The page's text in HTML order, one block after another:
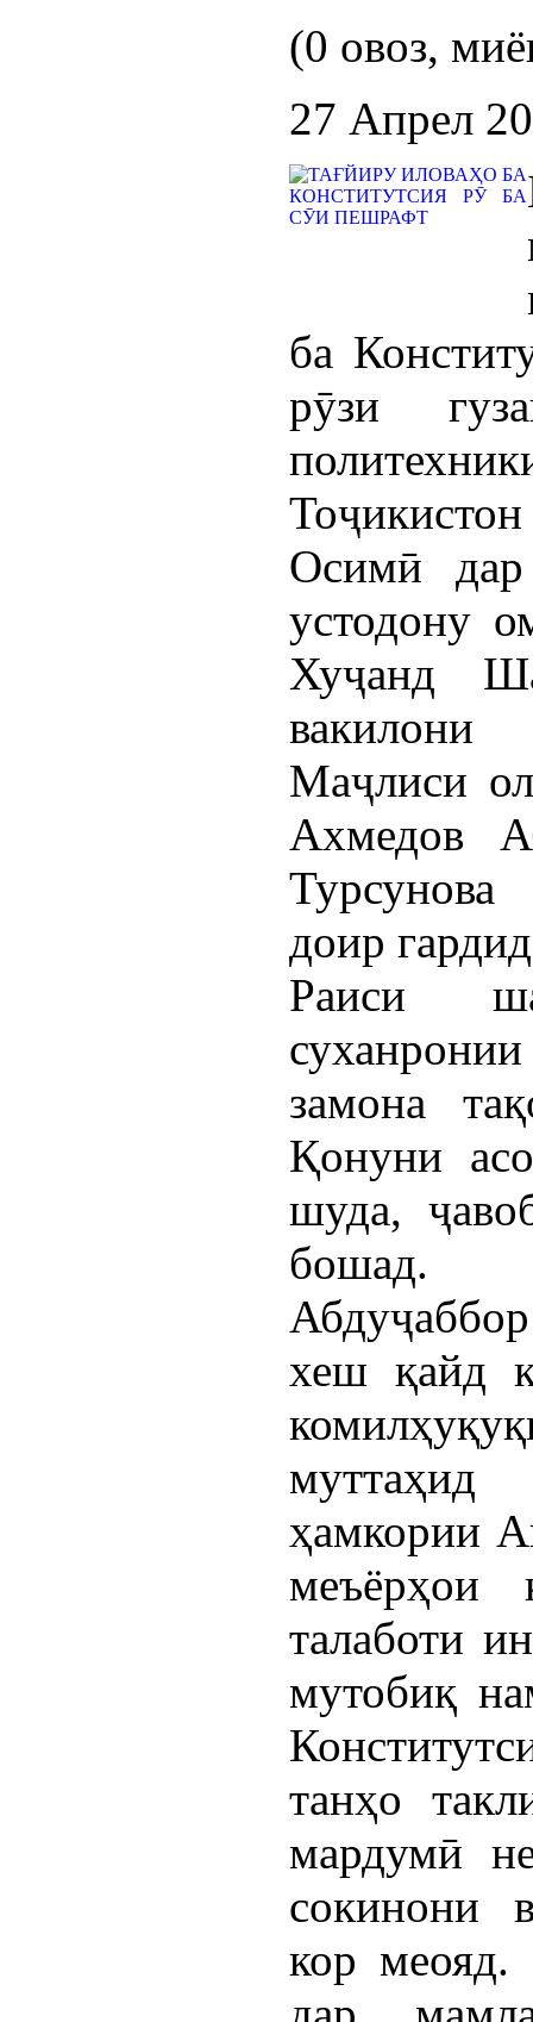
(0 овоз,
27 Апрел
ба
рӯзи
Осимӣ
устодону
Хуҷанд
вакилони
Маҷлиси
Ахмедов
доир
Раиси
замона
Қонуни
шуда,
бошад.
хеш қайд
ҳамкории
меъёрҳои
талаботи
мутобиқ
танҳо
мардумӣ
сокинони
кор